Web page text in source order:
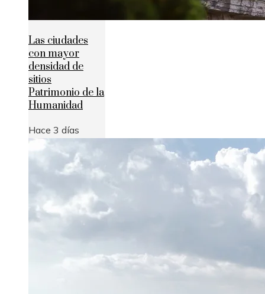
Las ciudades
con mayor
densidad de
sitios
Patrimonio de la
Humanidad
Hace 3 días